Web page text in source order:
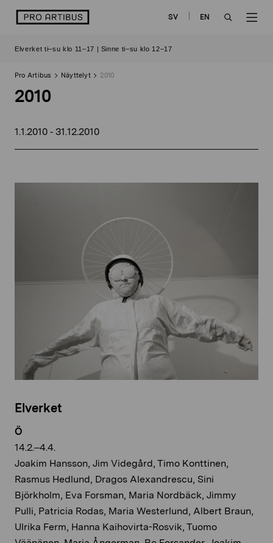
sisältöön
logo SV
EN
Elverket ti–su klo 11–17 | Sinne ti–su klo 12–17
Pro Artibus Näyttelyt 2010
2010
1.1.2010 - 31.12.2010
Elverket
Ö
14.2.–4.4.
Joakim Hansson, Jim Videgård, Timo Konttinen,
Rasmus Hedlund, Dragos Alexandrescu, Sini
Björkholm, Eva Forsman, Maria Nordbäck, Jimmy
Pulli, Patricia Rodas, Maria Westerlund, Albert Braun,
Ulrika Ferm, Hanna Kaihovirta-Rosvik, Tuomo